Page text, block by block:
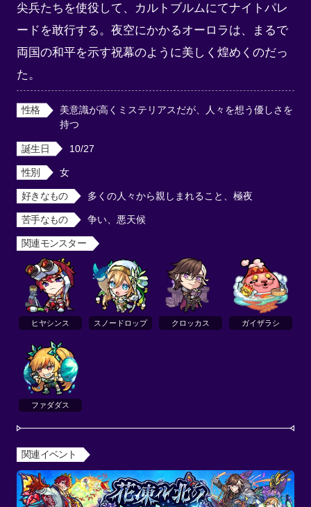
尖兵たちを使役して、カルトブルムにてナイトパレ
ードを敢行する。夜空にかかるオーロラは、まるで
両国の和平を示す祝幕のように美しく煌めくのだっ
た。
性格
美意識が高くミステリアスだが、人々を想う優しさを
持つ
誕生日 10/27
性別 女
好きなもの 多くの人々から親しまれること、極夜
苦手なもの 争い、悪天候
関連モンスター
ヒヤシンス スノードロップ クロッカス ガイザラシ
ファダダス
関連イベント